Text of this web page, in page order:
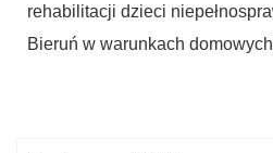
rehabilitacji dzieci
Bieruń w warunkach